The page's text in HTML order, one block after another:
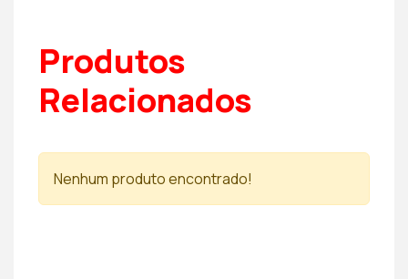
Produtos
Relacionados
Nenhum produto encontrado!